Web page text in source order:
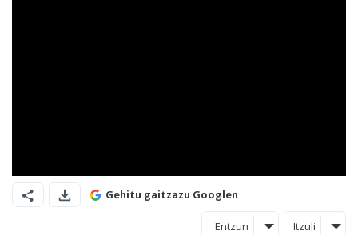
Gehitu gaitzazu Googlen
Entzun Itzuli